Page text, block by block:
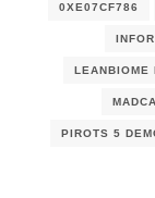
0XE07CF786
LEANBIOME
PIROTS 5